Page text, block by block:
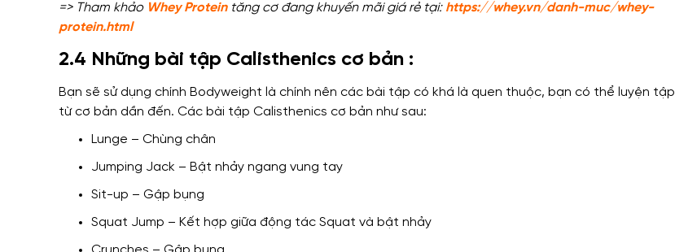
=> Tham khảo Whey Proteintăng cơ đang khuyến mãi giá rẻ tại: https://whey.vn/danh-muc/whey-
protein.html
2.4 Những bài tập Calisthenics cơ bản :
Bạn sẽ sử dụng chính Bodyweight là chính nên các bài tập có khá là quen thuộc, bạn có thể luyện tập
từcơ bản dần đến. Các bài tập Calisthenics cơ bản như sau:
Lunge – Chùng chân
Jumping Jack – Bật nhảy ngang vung tay
Sit-up – Gập bụng
Squat Jump – Kết hợp giữa động tác Squat và bật nhảy